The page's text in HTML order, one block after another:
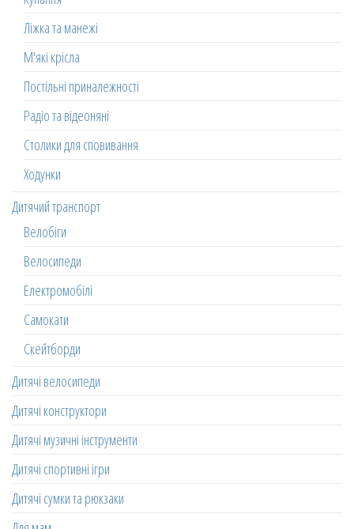
Ліжка та манежі
М'які крісла
Постільні приналежності
Радіо та відеоняні
Столики для сповивання
Ходунки
Дитячий транспорт
Велобіги
Велосипеди
Електромобілі
Самокати
Скейтборди
Дитячі велосипеди
Дитячі конструктори
Дитячі музичні інструменти
Дитячі спортивні ігри
Дитячі сумки та рюкзаки